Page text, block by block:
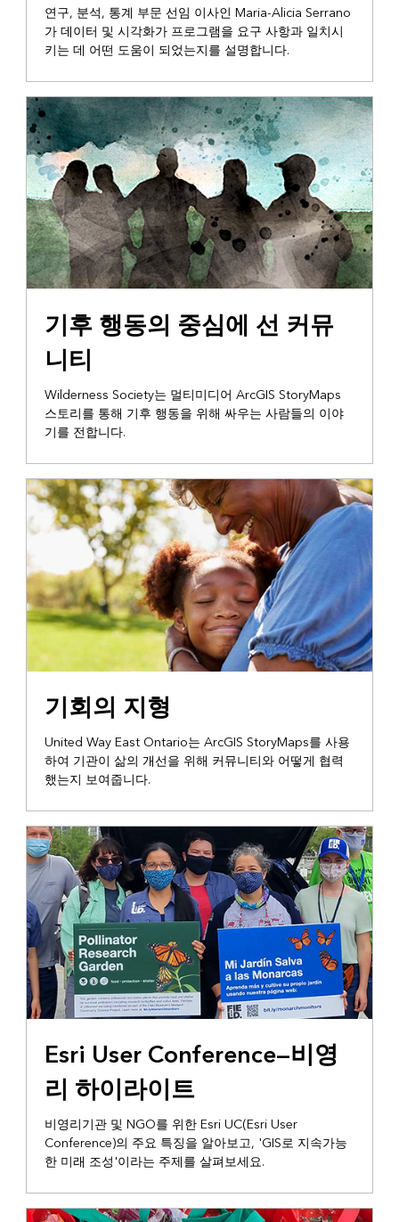
연구, 분석, 통계 부문 선임 이사인 Maria-Alicia Serrano
가 데이터 및 시각화가 프로그램을 요구 사항과 일치시
키는 데 어떤 도움이 되었는지를 설명합니다.
커뮤니티 스토리텔링
기후 행동의 중심에 선 커뮤
니티
Wilderness Society는 멀티미디어 ArcGIS StoryMaps
스토리를 통해 기후 행동을 위해 싸우는 사람들의 이야
기를 전합니다.
커뮤니티 스토리텔링
기회의 지형
United Way East Ontario는 ArcGIS StoryMaps를 사용
하여 기관이 삶의 개선을 위해 커뮤니티와 어떻게 협력
했는지 보여줍니다.
Esri User Conference—비영
리 하이라이트
비영리기관 및 NGO를 위한 Esri UC(Esri User
Conference)의 주요 특징을 알아보고, 'GIS로 지속가능
한 미래 조성'이라는 주제를 살펴보세요.